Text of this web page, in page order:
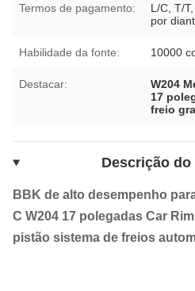
Termos de pagamento:
L/C, T/
por
Habilidade da fonte: 10000
Destacar: W204
17
freio
Descrição
BBK de alto desempenho
C W204 17 polegadas Car
pistão sistema de freios